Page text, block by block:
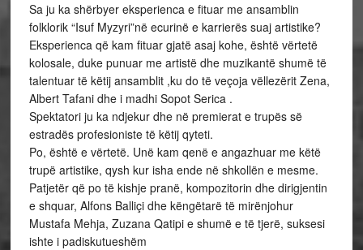
Sa ju ka shërbyer eksperienca e fituar me ansamblin
folklorik “Isuf Myzyri”në ecurinë e karrierës suaj artistike?
Eksperienca që kam fituar gjatë asaj kohe, është vërtetë
kolosale, duke punuar me artistë dhe muzikantë shumë të
talentuar të këtij ansamblit ,ku do të veçoja vëllezërit Zena,
Albert Tafani dhe i madhi Sopot Serica .
Spektatori ju ka ndjekur dhe në premierat e trupës së
estradës profesioniste të këtij qyteti.
Po, është e vërtetë. Unë kam qenë e angazhuar me këtë
trupë artistike, qysh kur isha ende në shkollën e mesme.
Patjetër që po të kishje pranë, kompozitorin dhe dirigjentin
e shquar, Alfons Balliçi dhe këngëtarë të mirënjohur
Mustafa Mehja, Zuzana Qatipi e shumë e të tjerë, suksesi
ishte i padiskutueshëm